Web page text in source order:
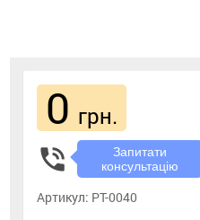
0 грн.
phone_in_talk
Запитати
консультацію
Артикул: PT-0040